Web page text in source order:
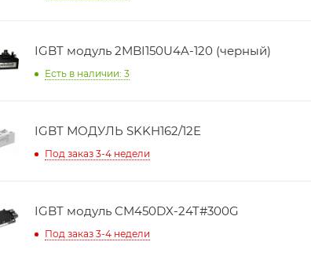
IGBT модуль 2MBI150U4A-120 (черный)
Есть в наличии: 3
IGBT МОДУЛЬ SKKH162/12E
Под заказ 3-4 недели
IGBT модуль CM450DX-24T#300G
Под заказ 3-4 недели